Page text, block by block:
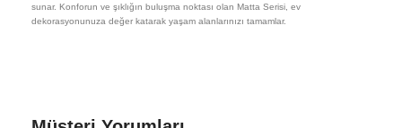
sunar. Konforun ve şıklığın buluşma noktası olan Matta Serisi, ev
dekorasyonunuza değer katarak yaşam alanlarınızı tamamlar.